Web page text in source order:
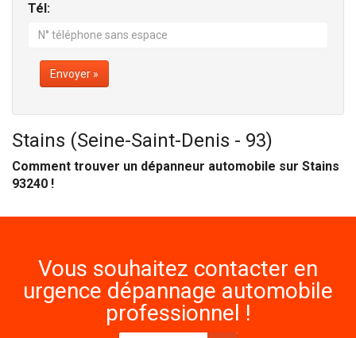
Tél:
Envoyer »
Stains (Seine-Saint-Denis - 93)
Comment trouver un dépanneur automobile sur Stains
93240 !
Vous souhaitez contacter en
urgence dépannage automobile
professionnel !